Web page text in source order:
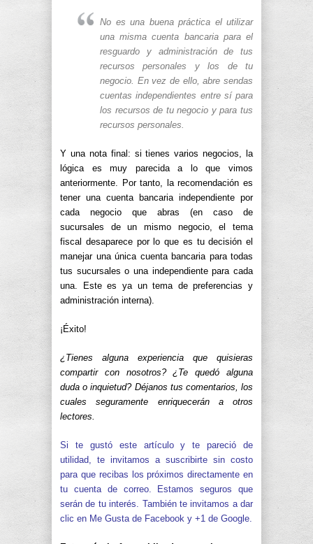
No es una buena práctica el utilizar
una misma cuenta bancaria para el
resguardo y administración de tus
recursos personales y los de tu
negocio. En vez de ello, abre sendas
cuentas independientes entre sí para
los recursos de tu negocio y para tus
recursos personales.
Y una nota final: si tienes varios negocios, la
lógica es muy parecida a lo que vimos
anteriormente. Por tanto, la recomendación es
tener una cuenta bancaria independiente por
cada negocio que abras (en caso de
sucursales de un mismo negocio, el tema
fiscal desaparece por lo que es tu decisión el
manejar una única cuenta bancaria para todas
tus sucursales o una independiente para cada
una. Este es ya un tema de preferencias y
administración interna).
¡Éxito!
¿Tienes alguna experiencia que quisieras
compartir con nosotros? ¿Te quedó alguna
duda o inquietud? Déjanos tus comentarios, los
cuales seguramente enriquecerán a otros
lectores.
Si te gustó este artículo y te pareció de
utilidad, te invitamos a suscribirte sin costo
para que recibas los próximos directamente en
tu cuenta de correo. Estamos seguros que
serán de tu interés. También te invitamos a dar
clic en Me Gusta de Facebook y +1 de Google.